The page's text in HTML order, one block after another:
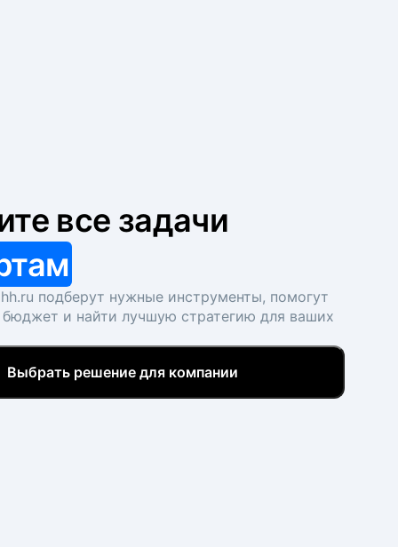
все задачи
подберут нужные инструменты, помогут
бюджет и найти лучшую стратегию для ваших
Выбрать решение для компании